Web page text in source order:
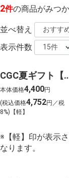
2件の商品がみつ
並べ替え
表示件数
CGC夏ギフト【0202】JAアオレン
本体価格4,400円
(税込価格4,752円／税
8%)【軽】
※【軽】印が表示
なります。